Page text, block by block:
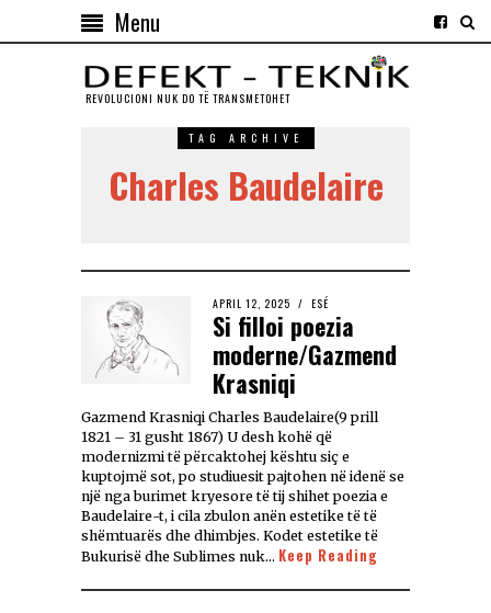
Menu
REVOLUCIONI NUK DO TЁ TRANSMETOHET
TAG ARCHIVE
Charles Baudelaire
APRIL 12, 2025 ESÉ
Si filloi poezia
moderne/Gazmend
Krasniqi
Gazmend Krasniqi Charles Baudelaire(9 prill
1821 – 31 gusht 1867) U desh kohë që
modernizmi të përcaktohej kështu siç e
kuptojmë sot, po studiuesit pajtohen në idenë se
një nga burimet kryesore të tij shihet poezia e
Baudelaire-t, i cila zbulon anën estetike të të
shëmtuarës dhe dhimbjes. Kodet estetike të
Bukurisë dhe Sublimes nuk… Keep Reading